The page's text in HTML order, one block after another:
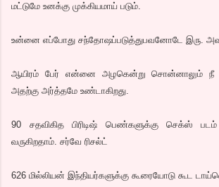
மட்டுமே உனக்கு முக்கியமாய் படும்.
உன்னை எப்போது சந்தோஷப்படுத்துபவனோடே இரு.
ஆயிரம் பேர் என்னை அழகென்று சொன்னாலும் நீ
அதற்கு அர்த்தமே உண்டாகிறது.
90 சதவிகித பிரிடிஷ் பெண்களுக்கு செக்ஸ்
வருகிறதாம். சர்வே ரிசல்ட்
626 மில்லியன் இந்தியர்களுக்கு கூரையோடு கூட